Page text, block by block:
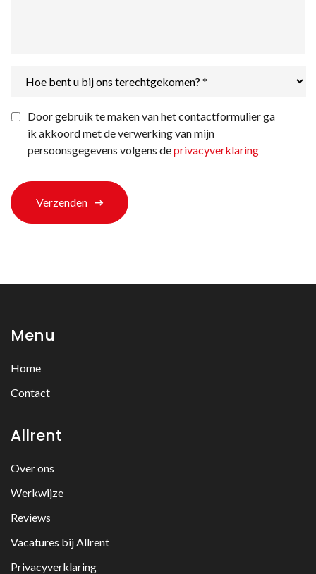
bent
bij
ons
terechtgekomen?
Privacyverklaring *
Door gebruik te maken van het contactformulier ga
ik akkoord met de verwerking van mijn
persoonsgegevens volgens deprivacyverklaring
Verzenden
Menu
Home
Contact
Allrent
Over ons
Werkwijze
Reviews
Vacatures bij Allrent
Privacyverklaring